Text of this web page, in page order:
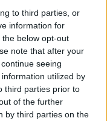
to third parties, or
information for
below opt-out
note that after your
seeing
utilized by
third parties prior to
of the further
by third parties on the
Italia
disattivate per
Italia
Estonia